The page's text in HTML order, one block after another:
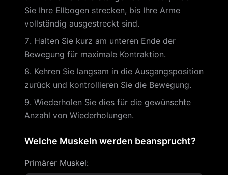
Sie Ihre Ellbogen strecken, bis Ihre Arme
vollständig ausgestreckt sind.
Halten Sie kurz am unteren Ende der
Bewegung für maximale Kontraktion.
Kehren Sie langsam in die Ausgangsposition
zurück und kontrollieren Sie die Bewegung.
Wiederholen Sie dies für die gewünschte
Anzahl von Wiederholungen.
Welche Muskeln werden beansprucht?
Primärer Muskel: